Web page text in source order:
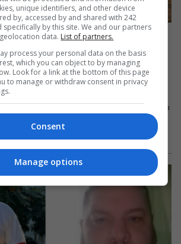
la o fermă din
un conflict între
ei a fost grav rănit
a murit în Germania, după ce un
începerii programului de lucru pe un
22 iunie 2026
unique identifiers, and other device
by, accessed by and shared with 242
specifically by this site. We and our partners
data. List of partners.
process your personal data on the basis
which you can object to by managing
Look for a link at the bottom of this page
to manage or withdraw consent in privacy
Consent
Manage options